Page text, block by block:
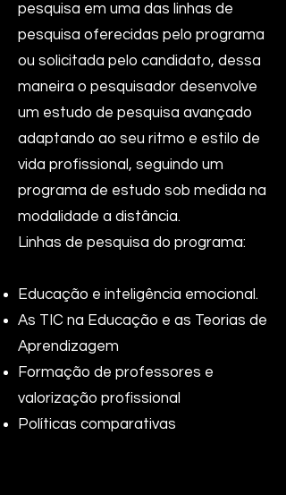
pesquisa em uma das linhas de
pesquisa oferecidas pelo programa
ou solicitada pelo candidato, dessa
maneira o pesquisador desenvolve
um estudo de pesquisa avançado
adaptando ao seu ritmo e estilo de
vida profissional, seguindo um
programa de estudo sob medida na
modalidade a distância.
Linhas de pesquisa do programa:
Educação e inteligência emocional.
As TIC na Educação e as Teorias de
Aprendizagem
Formação de professores e
valorização profissional
Políticas comparativas